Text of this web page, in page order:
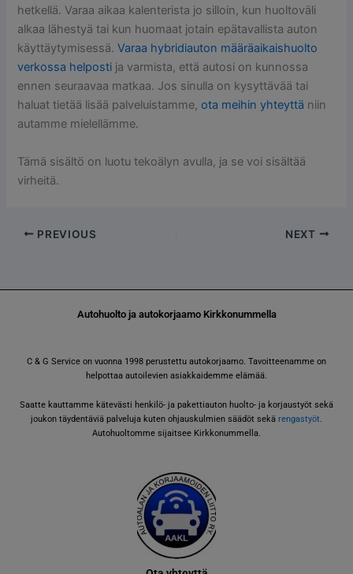
hetkellä. Varaa aikaa kalenterista jo silloin, kun huoltoväli
alkaa lähestyä tai kun huomaat jotain epätavallista auton
käyttäytymisessä.Varaa hybridiauton määräaikaishuolto
verkossa helposti ja varmista, että autosi on kunnossa
ennen seuraavaa matkaa. Jos sinulla on kysyttävää tai
haluat tietää lisää palveluistamme,ota meihin yhteyttä niin
autamme mielellämme.
Tämä sisältö on luotu tekoälyn avulla, ja se voi sisältää
virheitä.
PREVIOUS NEXT
Autohuolto ja autokorjaamo Kirkkonummella
C & G Service on vuonna 1998 perustettu autokorjaamo. Tavoitteenamme on
helpottaa autoilevien asiakkaidemme elämää.
Saatte kauttamme kätevästi henkilö- ja pakettiauton huolto- ja korjaustyöt sekä
joukon täydentäviä palveluja kuten ohjauskulmien säädöt sekä rengastyöt.
Autohuoltomme sijaitsee Kirkkonummella.